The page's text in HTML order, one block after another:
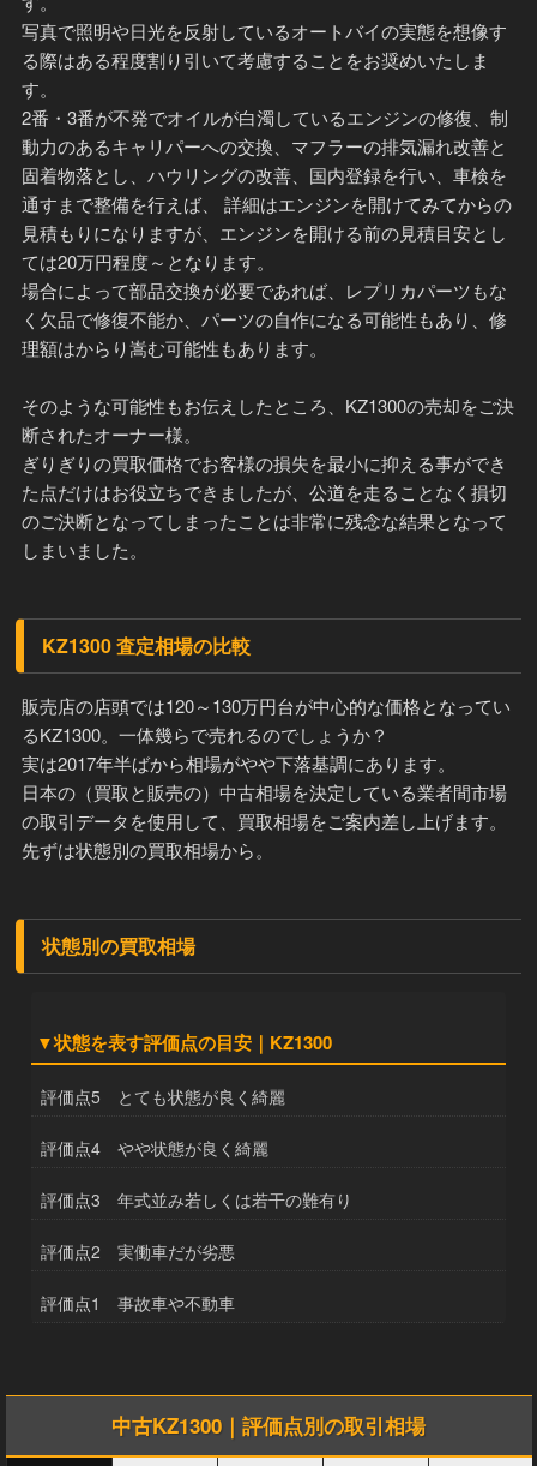
写真で照明や日光を反射しているオートバイの実態を想像す
る際はある程度割り引いて考慮することをお奨めいたしま
す。
2番・3番が不発でオイルが白濁しているエンジンの修復、制
動力のあるキャリパーへの交換、マフラーの排気漏れ改善と
固着物落とし、ハウリングの改善、国内登録を行い、車検を
通すまで整備を行えば、 詳細はエンジンを開けてみてからの
見積もりになりますが、エンジンを開ける前の見積目安とし
ては20万円程度～となります。
場合によって部品交換が必要であれば、レプリカパーツもな
く欠品で修復不能か、パーツの自作になる可能性もあり、修
理額はからり嵩む可能性もあります。
そのような可能性もお伝えしたところ、KZ1300の売却をご決
断されたオーナー様。
ぎりぎりの買取価格でお客様の損失を最小に抑える事ができ
た点だけはお役立ちできましたが、公道を走ることなく損切
のご決断となってしまったことは非常に残念な結果となって
しまいました。
KZ1300 査定相場の比較
販売店の店頭では120～130万円台が中心的な価格となってい
るKZ1300。一体幾らで売れるのでしょうか？
実は2017年半ばから相場がやや下落基調にあります。
日本の（買取と販売の）中古相場を決定している業者間市場
の取引データを使用して、買取相場をご案内差し上げます。
先ずは状態別の買取相場から。
状態別の買取相場
▼状態を表す評価点の目安｜KZ1300
評価点5 とても状態が良く綺麗
評価点4 やや状態が良く綺麗
評価点3 年式並み若しくは若干の難有り
評価点2 実働車だが劣悪
評価点1 事故車や不動車
中古KZ1300｜評価点別の取引相場